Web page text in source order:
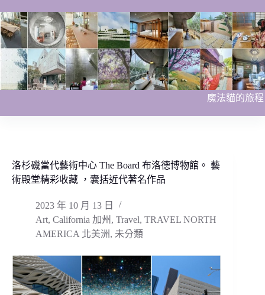
至
主
要
內
容
魔法貓的旅程
洛杉磯當代藝術中心 The Board 布洛德博物館。 藝
術殿堂精彩收藏 ，囊括近代著名作品
2023 年 10 月 13 日
Art, California 加州 , Travel, TRAVEL NORTH
AMERICA 北美洲, 未分類